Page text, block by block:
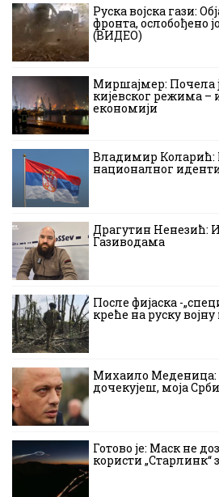
Руска војска гази:
фронта, ослобођено
(ВИДЕО)
Миршајмер: Почела
кијевског режима –
економији
Владимир Коларић:
националног
Драгутин Ненезић:
Газиводама
После фијаска -
креће на руску
Михаило Меденица:
дочекујеш, моја
Готово је: Маск не
користи „Старлинк“